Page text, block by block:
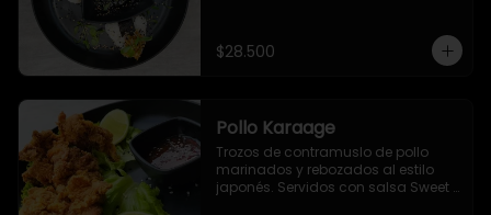
$28.500
Pollo Karaage
Trozos de contramuslo de pollo
marinados y rebozados al estilo
japonés. Servidos con salsa Sweet